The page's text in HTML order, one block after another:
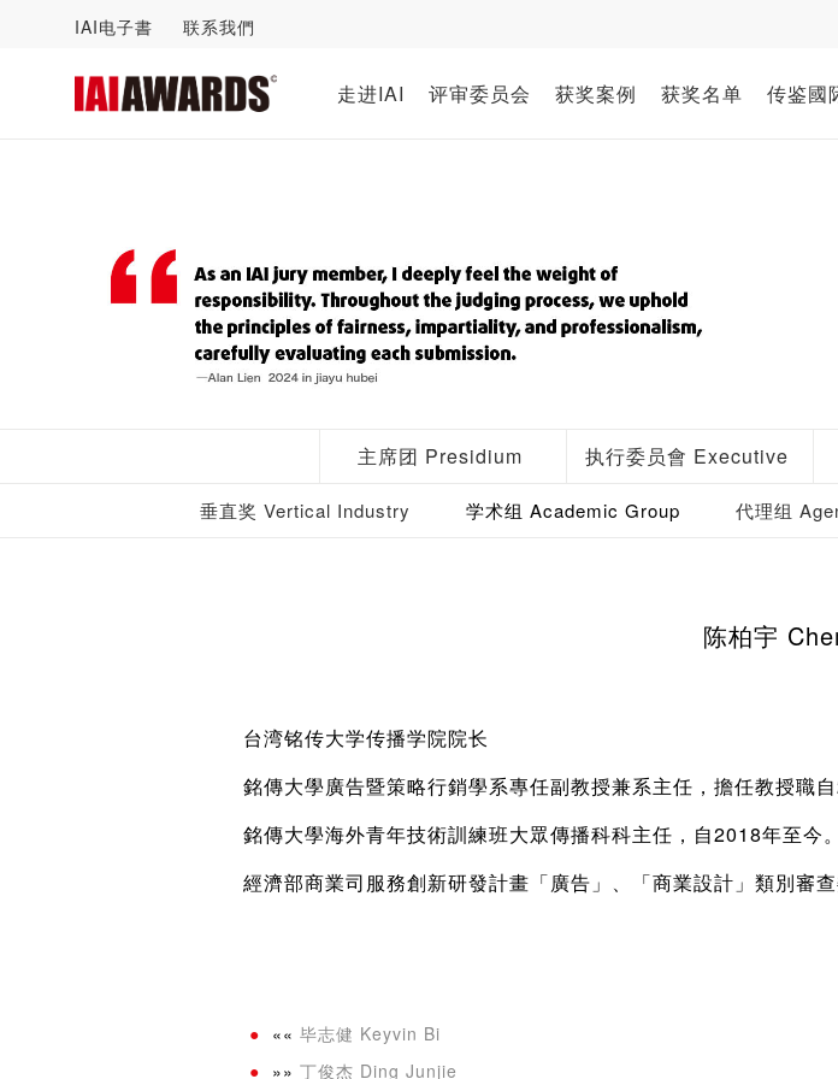
IAI电子書 联系我們
走进IAI 评审委员会 获奖案例 获奖名单 传鉴國
主席团 Presidium 执行委员會 Executive
垂直奖 Vertical Industry 学术组 Academic Group 代理组
陈柏宇
台湾铭传大学传播学院院长
銘傳大學廣告暨策略行銷學系專任副教授兼系主任，擔任教授職自
銘傳大學海外青年技術訓練班大眾傳播科科主任，自2018年至今。
經濟部商業司服務創新研發計畫「廣告」、「商業設計」類別審
«« 毕志健 Keyvin Bi
»» 丁俊杰 Ding Junjie